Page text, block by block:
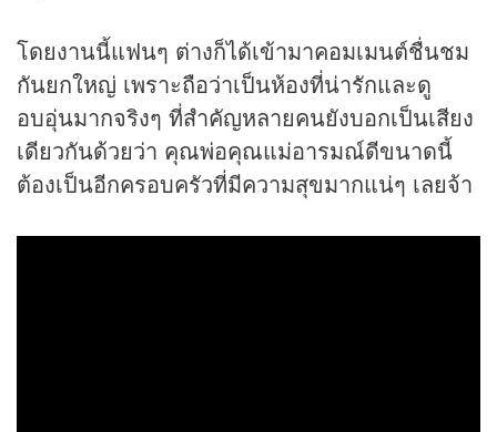
โดยงานนี้แฟนๆ ต่างก็ได้เข้ามาคอมเมนต์ชื่นชม
กันยกใหญ่ เพราะถือว่าเป็นห้องที่น่ารักและดู
อบอุ่นมากจริงๆ ที่สำคัญหลายคนยังบอกเป็นเสียง
เดียวกันด้วยว่า คุณพ่อคุณแม่อารมณ์ดีขนาดนี้
ต้องเป็นอีกครอบครัวที่มีความสุขมากแน่ๆ เลยจ้า